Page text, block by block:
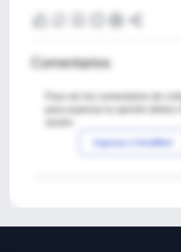
Comentarios
Para ver los comentarios de
Ingresar a IntraMed